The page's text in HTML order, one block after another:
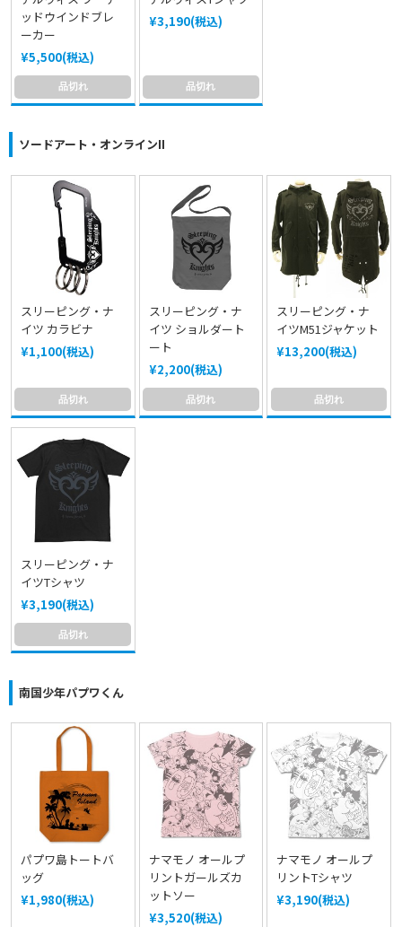
ッドウインドブレ
ーカー
¥5,500(税込)
品切れ
¥3,190(税込)
品切れ
ソードアート・オンラインII
スリーピング・ナ
イツ カラビナ
¥1,100(税込)
品切れ
スリーピング・ナ
イツ ショルダート
ート
¥2,200(税込)
品切れ
スリーピング・ナ
イツM51ジャケット
¥13,200(税込)
品切れ
スリーピング・ナ
イツTシャツ
¥3,190(税込)
品切れ
南国少年パプワくん
パプワ島トートバ
ッグ
¥1,980(税込)
ナマモノ オールプ
リントガールズカ
ットソー
¥3,520(税込)
ナマモノ オールプ
リントTシャツ
¥3,190(税込)